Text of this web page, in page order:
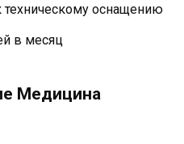
техническому оснащению
в месяц
Медицина